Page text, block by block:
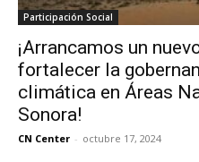
Participación Social
¡Arrancamos un
fortalecer la
climática en Áreas
Sonora!
CN Center - octubre 17, 2024